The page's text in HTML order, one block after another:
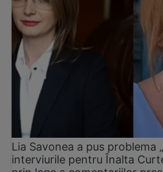
Lia Savonea a pus problema
interviurile pentru Înalta